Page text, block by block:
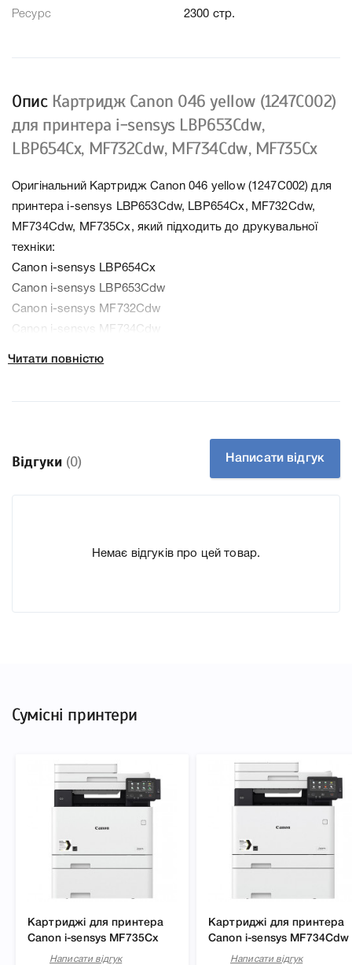
Ресурс 2300 стр.
Опис Картридж Canon 046 yellow (1247C002)
для принтера i-sensys LBP653Cdw,
LBP654Cx, MF732Cdw, MF734Cdw, MF735Cx
Оригінальний Картридж Canon 046 yellow (1247C002) для
принтера i-sensys LBP653Cdw, LBP654Cx, MF732Cdw,
MF734Cdw, MF735Cx, який підходить до друкувальної
техніки:
Canon i-sensys LBP654Cx
Canon i-sensys LBP653Cdw
Canon i-sensys MF732Cdw
Canon i-sensys MF734Cdw
Технологія Лазерний кольоровий
Производитель Canon
MF735Cx ми підготували докладні характеристики,
sensys LBP653Cdw, LBP654Cx, MF732Cdw, MF734Cdw,
Читати повністю
Відгуки (0) Написати відгук
Немає відгуків про цей товар.
Сумісні принтери
Картриджі для принтера
Canon i-sensys MF735Cx
Написати відгук
Картриджі для принтера
Canon i-sensys MF734Cdw
Написати відгук